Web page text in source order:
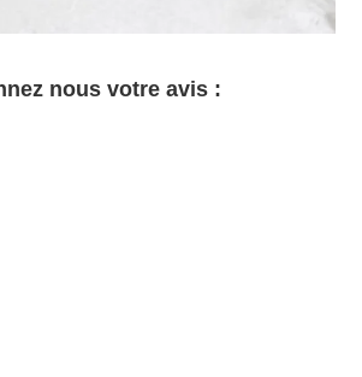
nous votre avis :